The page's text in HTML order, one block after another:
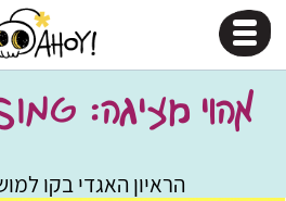
אהוי מציגה: AGVERTISING
הראיון האגדי בקו